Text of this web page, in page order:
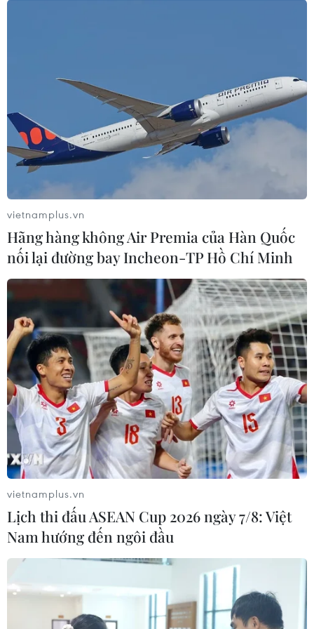
khiến 3 người tử vong
Cơ quan điều tra, Công an quận Long Biên, Hà Nội đã
ra quyết định khởi tố điều tra vụ xe Camry gây tai nạn
thảm khốc khiến 3 người tử vong sáng 29/2 tại phường
vietnamplus.vn
Hãng hàng không Air Premia của Hàn Quốc
nối lại đường bay Incheon-TP Hồ Chí Minh
vietnamplus.vn
Lịch thi đấu ASEAN Cup 2026 ngày 7/8: Việt
Nam hướng đến ngôi đầu